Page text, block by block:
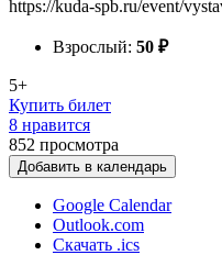
https://kuda-spb.ru/event/
Взрослый: 50 ₽
5+
Купить билет
8 нравится
852 просмотра
Добавить в календарь
Google Calendar
Outlook.com
Скачать .ics